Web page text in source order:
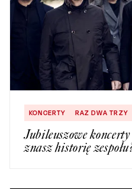
KONCERTY RAZ DWA TRZY
Jubileuszowe
znasz historię